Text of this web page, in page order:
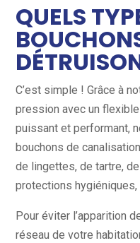
QUELS
C’est simple ! Grâce à
pression avec un
puissant et performant,
bouchons de
de lingettes, de tartre,
protections
Pour éviter l’apparition
réseau de votre